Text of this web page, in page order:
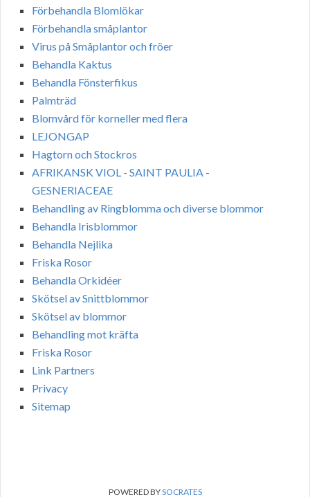
Förbehandla Blomlökar
Förbehandla småplantor
Virus på Småplantor och fröer
Behandla Kaktus
Behandla Fönsterfikus
Palmträd
Blomvård för korneller med flera
LEJONGAP
Hagtorn och Stockros
AFRIKANSK VIOL - SAINT PAULIA -
GESNERIACEAE
Behandling av Ringblomma och diverse blommor
Behandla Irisblommor
Behandla Nejlika
Friska Rosor
Behandla Orkidéer
Skötsel av Snittblommor
Skötsel av blommor
Behandling mot kräfta
Friska Rosor
Link Partners
Privacy
Sitemap
POWERED BYSOCRATES